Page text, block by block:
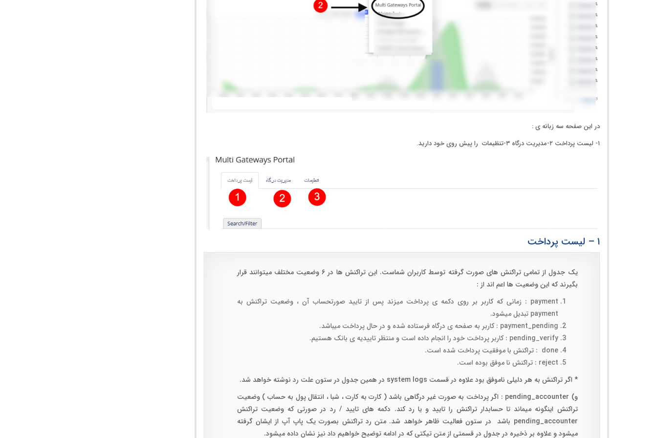
در این صفحه سه زبانه ی :
۱- لیست پرداخت ۲-مدیریت درگاه ۳-تنظیمات را پیش روی خود دارید.
۱ – لیست پرداخت
یک جدول از تمامی تراکنش های صورت گرفته توسط کاربران شماست. این تراکنش ها در ۶ وضعیت مختلف میتوانند قرار
بگیرند که این وضعیت ها اعم اند از :
payment : زمانی که کاربر بر روی دکمه ی پرداخت میزند پس از تایید صورتحساب آن ، وضعیت تراکنش به
payment تبدیل میشود.
payment_pending : کاربر به صفحه ی درگاه فرستاده شده و در حال پرداخت میباشد.
pending_verify : کاربر پرداخت خود را انجام داده است و منتظر تاییدیه ی بانک هستیم.
done : تراکنش با موفقیت پرداخت شده است.
reject : تراکنش نا موفق بوده است.
* اگر تراکنش به هر دلیلی ناموفق بود علاوه در قسمت system logs در همین جدول در ستون علت رد نوشته خواهد شد.
و) pending_accounter : اگر پرداخت به صورت غیر درگاهی باشد ( کارت به کارت ، شبا ، انتقال پول به حساب ) وضعیت
تراکنش اینگونه میماند تا حسابدار تراکنش را تایید و یا رد کند. دکمه های تایید / رد در صورتی که وضعیت تراکنش
pending_accounter باشد در ستون فعالیت ظاهر خواهد شد. متن رد تراکنش بصورت یک پاپ آپ از ایشان گرفته
میشود و علاوه بر ذخیره در جدول در قسمتی از متن تیکتی که در ادامه توضیح خواهیم داد نیز نشان داده میشود.